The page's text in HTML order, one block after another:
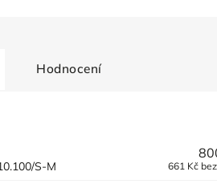
Hodnocení
S-M 661 Kč